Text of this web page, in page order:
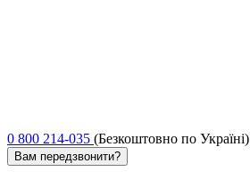
0 800 214-035 (Безкоштовно по Україні)
Вам передзвонити?